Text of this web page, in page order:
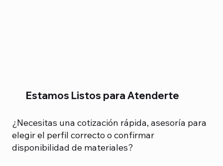
Estamos Listos para Atenderte
¿Necesitas una cotización rápida, asesoría para
elegir el perfil correcto o confirmar
disponibilidad de materiales?